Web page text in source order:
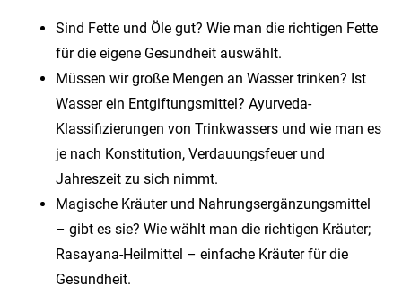
Sind Fette und Öle gut? Wie man die richtigen Fette
für die eigene Gesundheit auswählt.
Müssen wir große Mengen an Wasser trinken? Ist
Wasser ein Entgiftungsmittel? Ayurveda-
Klassifizierungen von Trinkwassers und wie man es
je nach Konstitution, Verdauungsfeuer und
Jahreszeit zu sich nimmt.
Magische Kräuter und Nahrungsergänzungsmittel
– gibt es sie? Wie wählt man die richtigen Kräuter;
Rasayana-Heilmittel – einfache Kräuter für die
Gesundheit.